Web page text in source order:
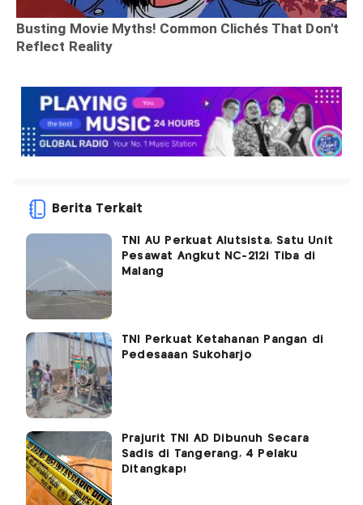
Berita Terkait
TNI AU Perkuat Alutsista, Satu Unit
Pesawat Angkut NC-212i Tiba di
Malang
TNI Perkuat Ketahanan Pangan di
Pedesaaan Sukoharjo
Prajurit TNI AD Dibunuh Secara
Sadis di Tangerang, 4 Pelaku
Ditangkap!